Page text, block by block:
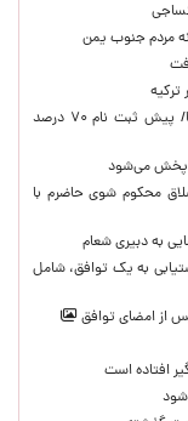
مردم جنوب یمن
صدور بیش از ۹۰ درصد هدایت تحصیلی نهمی ها/ پیش ثبت نام ۷۰ درصد
پخش می‌شود
محکوم شوی حاضرم با
به دبیری شعام
به یک توافق، شامل
از امضای توافق